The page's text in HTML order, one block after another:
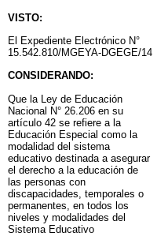
VISTO:
El Expediente Electrónico N°
15.542.810/MGEYA-DGEGE/14
CONSIDERANDO:
Que la Ley de Educación
Nacional N° 26.206 en su
artículo 42 se refiere a la
Educación Especial como la
modalidad del sistema
educativo destinada a asegurar
el derecho a la educación de
las personas con
discapacidades, temporales o
permanentes, en todos los
niveles y modalidades del
Sistema Educativo